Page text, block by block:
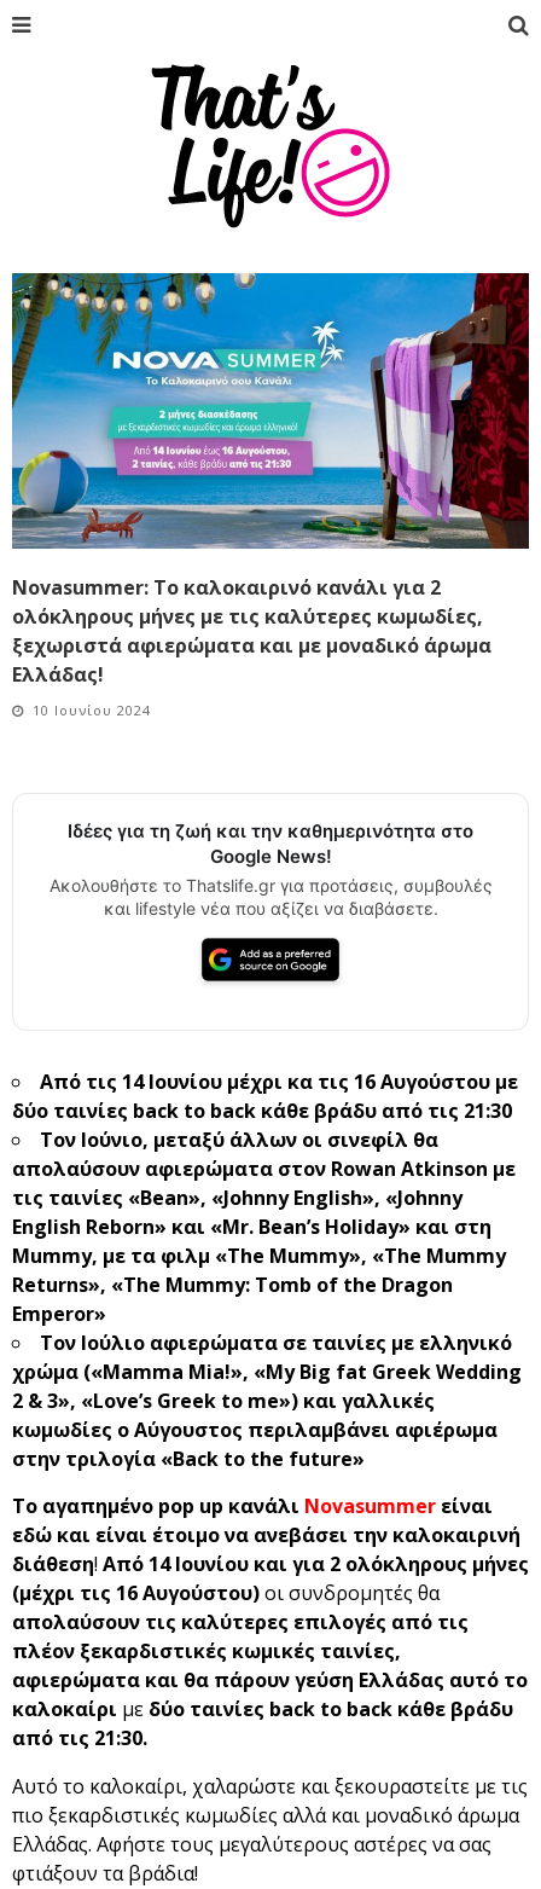
Novasummer: Το καλοκαιρινό κανάλι για 2
ολόκληρους μήνες με τις καλύτερες κωμωδίες,
ξεχωριστά αφιερώματα και με μοναδικό άρωμα
Ελλάδας!
10 Ιουνίου 2024
Ιδέες για τη ζωή και την καθημερινότητα στο
Google News!
Ακολουθήστε το Thatslife.gr για προτάσεις, συμβουλές
και lifestyle νέα που αξίζει να διαβάσετε.
Από τις 14 Ιουνίου μέχρι κα τις 16 Αυγούστου με
δύο ταινίες back to back κάθε βράδυ από τις 21:30
Τον Ιούνιο, μεταξύ άλλων οι σινεφίλ θα
απολαύσουν αφιερώματα στον Rowan Atkinson με
τις ταινίες «Bean», «Johnny English», «Johnny
English Reborn» και «Mr. Bean’s Holiday» και στη
Mummy, με τα φιλμ «The Mummy», «The Mummy
Returns», «The Mummy: Tomb of the Dragon
Emperor»
Τον Ιούλιο αφιερώματα σε ταινίες με ελληνικό
χρώμα («Mamma Mia!», «My Big fat GreekWedding
2 & 3», «Love’s Greek to me») και γαλλικές
κωμωδίες ο Αύγουστος περιλαμβάνει αφιέρωμα
στην τριλογία «Back to the future»
Tο αγαπημένο pop up κανάλι Novasummer είναι
εδώ και είναι έτοιμο να ανεβάσει την καλοκαιρινή
διάθεση! Από 14 Ιουνίου και για 2 ολόκληρους μήνες
(μέχρι τις 16 Αυγούστου)οι συνδρομητές θα
απολαύσουν τις καλύτερες επιλογές από τις
πλέον ξεκαρδιστικές κωμικές ταινίες,
αφιερώματα και θα πάρουν γεύση Ελλάδας αυτό το
καλοκαίρι με δύο ταινίες back to back κάθε βράδυ
από τις 21:30.
Αυτό το καλοκαίρι, χαλαρώστε και ξεκουραστείτε με τις
πιο ξεκαρδιστικές κωμωδίες αλλά και μοναδικό άρωμα
Ελλάδας. Αφήστε τους μεγαλύτερους αστέρες να σας
φτιάξουν τα βράδια!